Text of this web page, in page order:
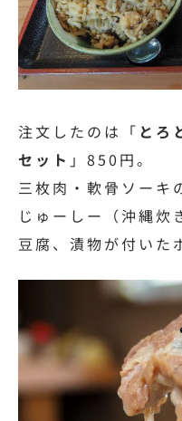
注文したのは「 とろ
セット 」850円。
三枚肉・軟骨ソーキ
じゅーしー（沖縄炊
豆腐、漬物が付いた